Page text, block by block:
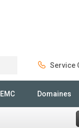
Service
Domaines